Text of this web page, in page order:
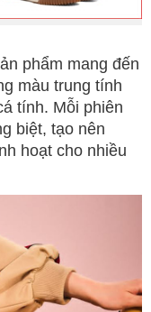
phẩm mang đến
màu trung tính
tính. Mỗi phiên
biệt, tạo nên
hoạt cho nhiều